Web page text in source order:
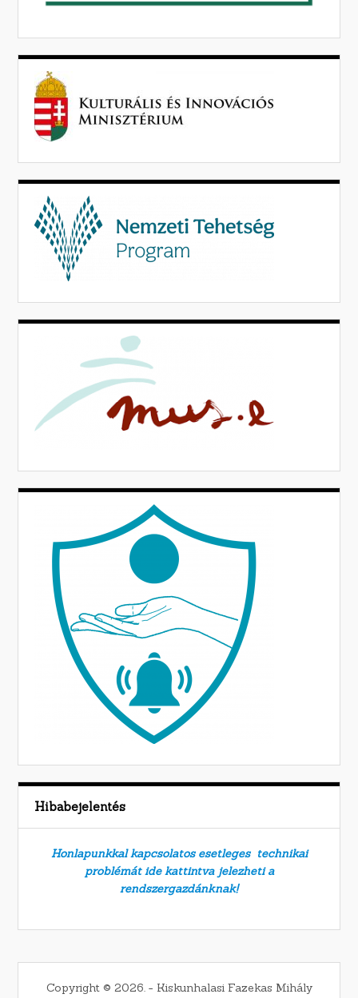
Hibabejelentés
Honlapunkkal kapcsolatos esetleges technikai
problémát ide kattintva jelezheti a
rendszergazdánknak!
Copyright © 2026. − Kiskunhalasi Fazekas Mihály